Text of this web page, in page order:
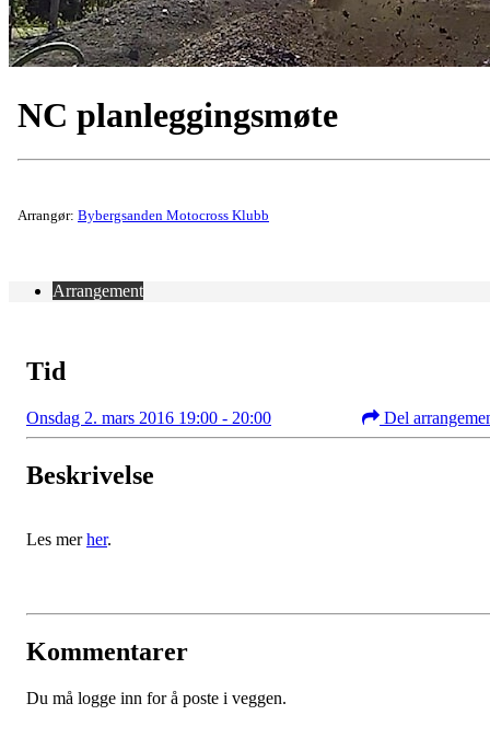
NC planleggingsmøte
Arrangør: Bybergsanden Motocross Klubb
Arrangement
Tid
Onsdag 2. mars 2016 19:00 - 20:00 Del
Beskrivelse
Les merher.
Kommentarer
Du må logge inn for å poste i veggen.